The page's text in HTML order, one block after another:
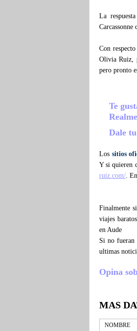
La
Carcassonne
Con
Olivia Ruiz,
pero pronto
Te
Dale
Los sitios
Y si quieren
ruiz.com/.
Finalmente
viajes
en Aude
Si no fueran
ultimas
Opina
MAS
NOMBRE